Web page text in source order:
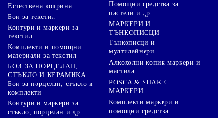
Естествена коприна
Бои за текстил
Контури и маркери за
текстил
Комплекти и помощни
материали за текстил
БОИ ЗА ПОРЦЕЛАН,
СТЪКЛО И КЕРАМИКА
Бои за порцелан, стъкло и
комплекти
Контури и маркери за
стъкло, порцелан и др.
Помощни средства за
пастели и др.
МАРКЕРИ И
ТЪНКОПИСЦИ
Тънкописци и
мултилайнери
Алкохолни копик маркери и
мастила
POSCA & SHAKE
МАРКЕРИ
Комплекти маркери и
помощни средства